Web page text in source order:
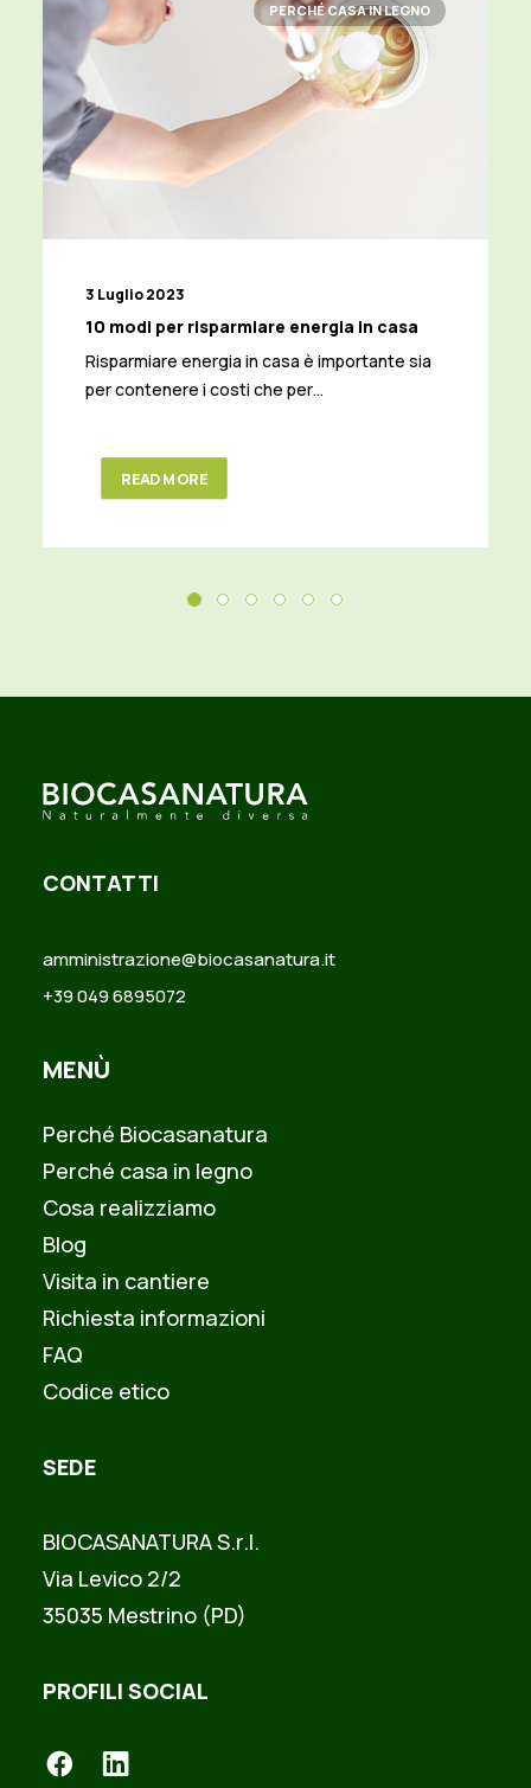
PERCHÉ CASA IN LEGNO
3 Luglio 2023
10 modi per risparmiare energia in casa
Risparmiare energia in casa è importante sia
per contenere i costi che per…
READ MORE
CONTATTI
amministrazione@biocasanatura.it
+39 049 6895072
MENÙ
Perché Biocasanatura
Perché casa in legno
Cosa realizziamo
Blog
Visita in cantiere
Richiesta informazioni
FAQ
Codice etico
SEDE
BIOCASANATURA S.r.l.
Via Levico 2/2
35035 Mestrino (PD)
PROFILI SOCIAL